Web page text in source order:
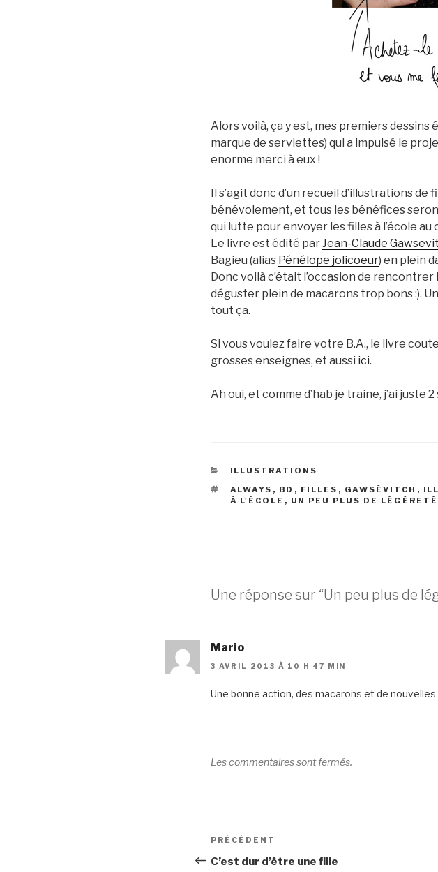
Alors voilà, ça y est, mes premiers dessins
marque de serviettes) qui a impulsé le
enorme merci à eux !
Il s’agit donc d’un recueil d’illustrations
bénévolement, et tous les bénéfices
qui lutte pour envoyer les filles à l’école au
Le livre est édité parJean-Claude
Bagieu (alias Pénélope jolicoeur) en plein
Donc voilà c’était l’occasion de
déguster plein de macarons trop bons :).
tout ça.
Si vous voulez faire votre B.A., le livre
grosses enseignes, et aussi ici.
Ah oui, et comme d’hab je traine, j’ai juste
CATÉGORIES
ILLUSTRATIONS
ÉTIQUETTES
ALWAYS , BD , FILLES , GAWSÉVITCH ,
À L'ÉCOLE , UN PEU PLUS DE
Une réponse sur “Un peu plus de
Mario
3 AVRIL 2013 À 10 H 47 MIN
Une bonne action, des macarons et de
Les commentaires sont fermés.
Navigation
de
Article
précédent
PRÉCÉDENT
C’est dur d’être une fille